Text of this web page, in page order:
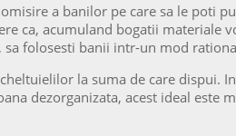
a banilor pe care sa le poti
ca, acumuland bogatii
folosesti banii intr-un mod
la suma de care dispui.
dezorganizata, acest ideal este